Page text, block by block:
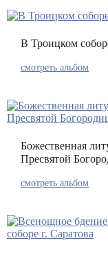
В Троицком
смотреть альбом
Божественная
Пресвятой
смотреть альбом